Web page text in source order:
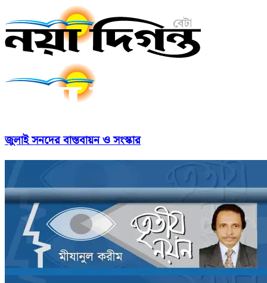
জুলাই সনদের বাস্তবায়ন ও সংস্কার